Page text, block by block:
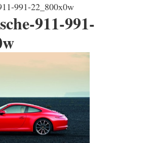
991-22_800x0w
911-991-